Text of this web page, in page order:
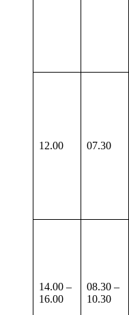
12.00 07.30
14.00 –
16.00
08.30 –
10.30